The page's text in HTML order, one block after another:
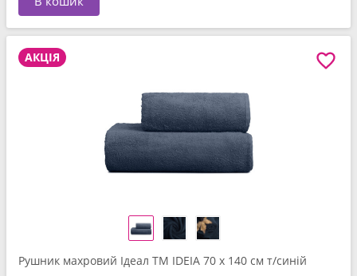
АКЦІЯ
Рушник махровий Ідеал TM IDEIA 70 x 140 см т/синій